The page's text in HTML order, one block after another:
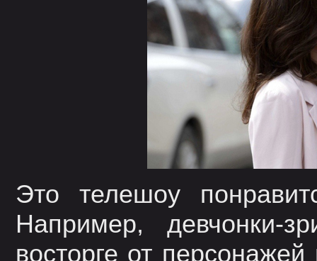
Это телешоу
Например, девчонки-
восторге от